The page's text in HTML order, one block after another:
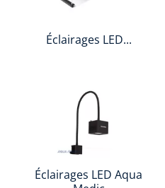
Éclairages LED...
Éclairages LED Aqua